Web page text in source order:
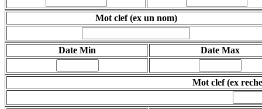
Mot clef(ex un nom)
Date Min Date Max
Mot clef (ex